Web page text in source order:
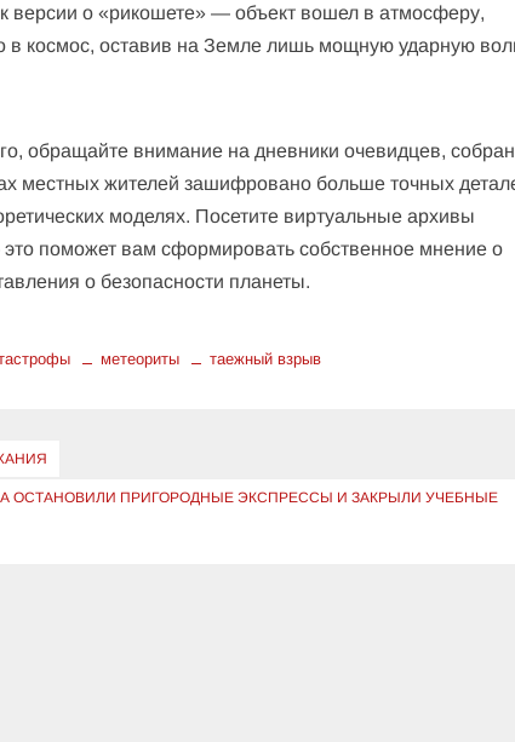
версии о «рикошете» — объект вошел в атмосферу,
в космос, оставив на Земле лишь мощную ударную
обращайте внимание на дневники очевидцев,
местных жителей зашифровано больше точных
моделях. Посетите виртуальные архивы
поможет вам сформировать собственное мнение о
о безопасности планеты.
метеориты таежный взрыв
ОСТАНОВИЛИ ПРИГОРОДНЫЕ ЭКСПРЕССЫ И ЗАКРЫЛИ УЧЕБНЫЕ